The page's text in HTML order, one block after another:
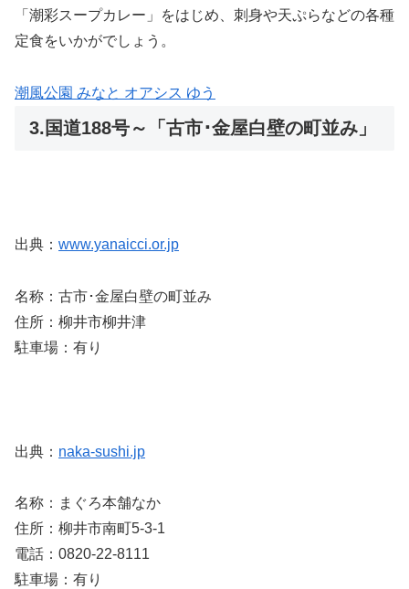
「潮彩スープカレー」をはじめ、刺身や天ぷらなどの各種
定食をいかがでしょう。
潮風公園 みなと オアシス ゆう
3.国道188号～「古市･金屋白壁の町並み」
出典： www.yanaicci.or.jp
名称：古市･金屋白壁の町並み
住所：柳井市柳井津
駐車場：有り
出典： naka-sushi.jp
名称：まぐろ本舗なか
住所：柳井市南町5-3-1
電話：0820-22-8111
駐車場：有り